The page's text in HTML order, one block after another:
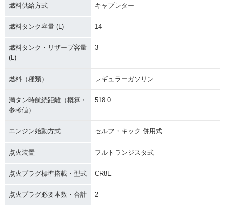
ンドル仕様・特別・
ハンドル仕様・特
プハンドル仕様・カ
ラーチェンジ
ハンドル仕様
ハンドル仕様・マイ
ナーチェンジ
プハンドル仕様・マ
イナーチェンジ
燃料供給方式 キャブレター
燃料タンク容量 (L) 14
燃料タンク・リザーブ容量
(L)
3
燃料（種類） レギュラーガソリン
満タン時航続距離（概算・
参考値）
518.0
エンジン始動方式 セルフ・キック 併用式
点火装置 フルトランジスタ式
点火プラグ標準搭載・型式 CR8E
点火プラグ必要本数・合計 2